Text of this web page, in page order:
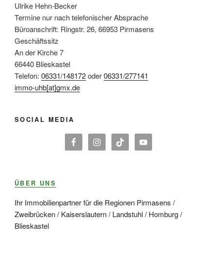
Ulrike Hehn-Becker
Termine nur nach telefonischer Absprache
Büroanschrift: Ringstr. 26, 66953 Pirmasens
Geschäftssitz
An der Kirche 7
66440 Blieskastel
Telefon: 06331/148172oder06331/277141
immo-uhb[at]gmx.de
SOCIAL MEDIA
ÜBER UNS
Ihr Immobilienpartner für die Regionen Pirmasens /
Zweibrücken / Kaiserslautern / Landstuhl / Homburg /
Blieskastel